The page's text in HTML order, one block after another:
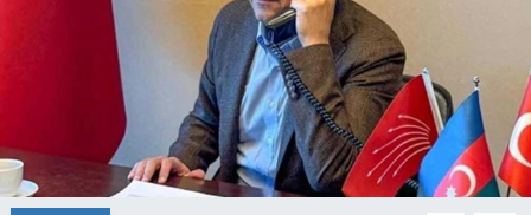
Ekonomi
Forum
Gerçeğin İzinde